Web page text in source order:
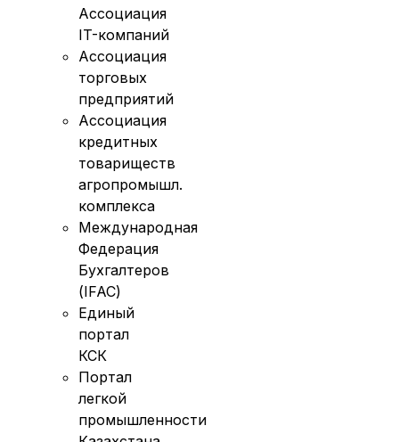
Ассоциация
IT-компаний
Ассоциация
торговых
предприятий
Ассоциация
кредитных
товариществ
агропромышл.
комплекса
Международная
Федерация
Бухгалтеров
(IFAC)
Единый
портал
КСК
Портал
легкой
промышленности